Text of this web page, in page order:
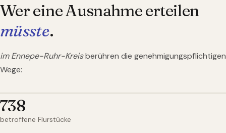
Wer eine Ausnahme erteilen
müsste.
im Ennepe-Ruhr-Kreisberühren die genehmigungspflichtigen
Wege:
738
betroffene Flurstücke